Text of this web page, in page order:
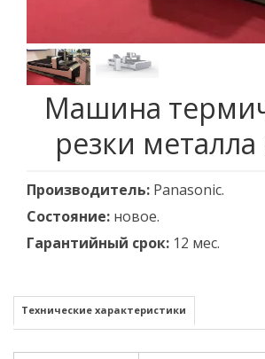
Машина
резки
Производитель: Panasonic.
Состояние: новое.
Гарантийный срок: 12 мес.
Технические характеристики